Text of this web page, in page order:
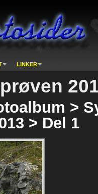
LINKER
>
> Del 1